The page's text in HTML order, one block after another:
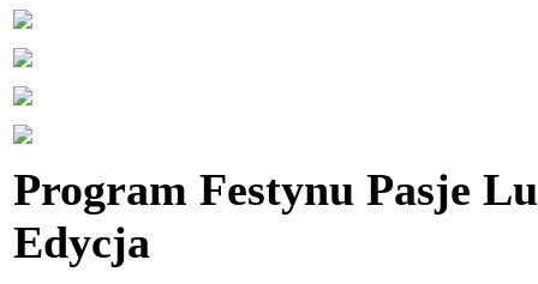
Program Festynu Pasje
Edycja